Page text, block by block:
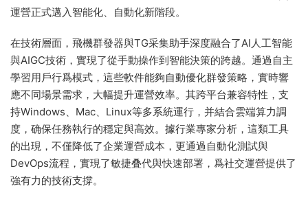
運營正式邁入智能化、自動化新階段。
在技術層面，飛機群發器與TG采集助手深度融合了AI人工智能
與AIGC技術，實現了從手動操作到智能決策的跨越。通過自主
學習用戶行爲模式，這些軟件能夠自動優化群發策略，實時響
應不同場景需求，大幅提升運營效率。其跨平台兼容特性，支
持Windows、Mac、Linux等多系統運行，并結合雲端算力調
度，确保任務執行的穩定與高效。據行業專家分析，這類工具
的出現，不僅降低了企業運營成本，更通過自動化測試與
DevOps流程，實現了敏捷叠代與快速部署，爲社交運營提供了
強有力的技術支撐。